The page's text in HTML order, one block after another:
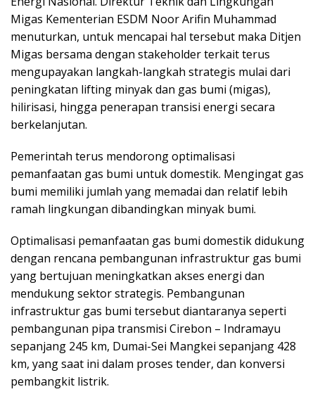
Migas Kementerian ESDM Noor Arifin Muhammad
menuturkan, untuk mencapai hal tersebut maka Ditjen
Migas bersama dengan stakeholder terkait terus
mengupayakan langkah-langkah strategis mulai dari
peningkatan lifting minyak dan gas bumi (migas),
hilirisasi, hingga penerapan transisi energi secara
berkelanjutan.
Pemerintah terus mendorong optimalisasi
pemanfaatan gas bumi untuk domestik. Mengingat gas
bumi memiliki jumlah yang memadai dan relatif lebih
ramah lingkungan dibandingkan minyak bumi.
Optimalisasi pemanfaatan gas bumi domestik didukung
dengan rencana pembangunan infrastruktur gas bumi
yang bertujuan meningkatkan akses energi dan
mendukung sektor strategis. Pembangunan
infrastruktur gas bumi tersebut diantaranya seperti
pembangunan pipa transmisi Cirebon – Indramayu
sepanjang 245 km, Dumai-Sei Mangkei sepanjang 428
km, yang saat ini dalam proses tender, dan konversi
pembangkit listrik.